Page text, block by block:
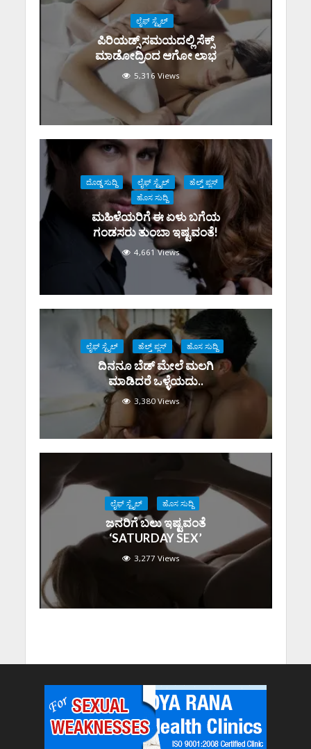
ಲೈಫ್ ಸ್ಟೈಲ್
ಪಿರಿಯಡ್ಸ್‌ ಸಮಯದಲ್ಲಿ ಸೆಕ್ಸ್‌
ಮಾಡೋದ್ರಿಂದ ಆಗೋ ಲಾಭ
5,316 Views
ದೊಡ್ಡ ಸುದ್ದಿ ಲೈಫ್ ಸ್ಟೈಲ್
ಹೆಲ್ತ್ ಪ್ಲಸ್
ಹೊಸ ಸುದ್ದಿ
ಮಹಿಳೆಯರಿಗೆ ಈ ಏಳು ಬಗೆಯ
ಗಂಡಸರು ತುಂಬಾ ಇಷ್ಟವಂತೆ!
4,661 Views
ಲೈಫ್ ಸ್ಟೈಲ್ ಹೆಲ್ತ್ ಪ್ಲಸ್ ಹೊಸ ಸುದ್ದಿ
ದಿನನೂ ಬೆಡ್ ಮೇಲೆ ಮಲಗಿ
ಮಾಡಿದರೆ ಒಳ್ಳೆಯದು..
3,380 Views
ಲೈಫ್ ಸ್ಟೈಲ್ ಹೊಸ ಸುದ್ದಿ
ಜನರಿಗೆ ಬಲು ಇಷ್ಟವಂತೆ
‘SATURDAY SEX’
3,277 Views